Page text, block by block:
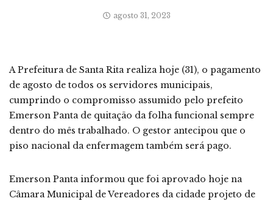
agosto 31, 2023
A Prefeitura de Santa Rita realiza hoje (31), o pagamento
de agosto de todos os servidores municipais,
cumprindo o compromisso assumido pelo prefeito
Emerson Panta de quitação da folha funcional sempre
dentro do mês trabalhado. O gestor antecipou que o
piso nacional da enfermagem também será pago.
Emerson Panta informou que foi aprovado hoje na
Câmara Municipal de Vereadores da cidade projeto de